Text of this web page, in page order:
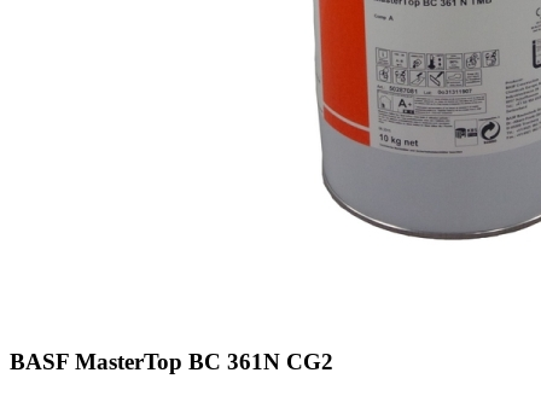
BASF MasterTop BC 361N CG2